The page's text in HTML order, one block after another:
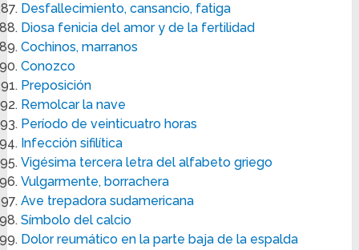
Desfallecimiento, cansancio, fatiga
Diosa fenicia del amor y de la fertilidad
Cochinos, marranos
Conozco
Preposición
Remolcar la nave
Período de veinticuatro horas
Infección sifilítica
Vigésima tercera letra del alfabeto griego
Vulgarmente, borrachera
Ave trepadora sudamericana
Símbolo del calcio
Dolor reumático en la parte baja de la espalda